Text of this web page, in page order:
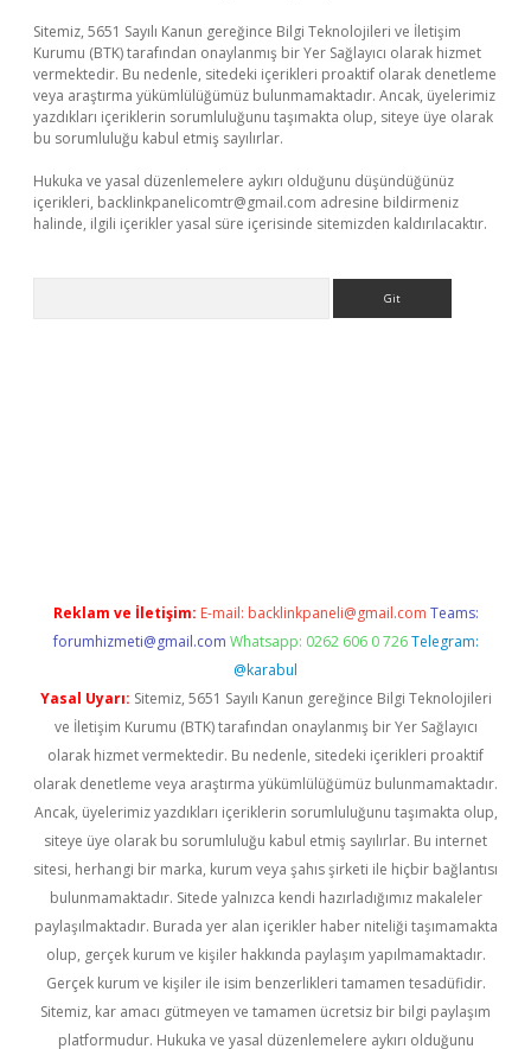
Sitemiz, 5651 Sayılı Kanun gereğince Bilgi Teknolojileri ve İletişim
Kurumu (BTK) tarafından onaylanmış bir Yer Sağlayıcı olarak hizmet
vermektedir. Bu nedenle, sitedeki içerikleri proaktif olarak denetleme
veya araştırma yükümlülüğümüz bulunmamaktadır. Ancak, üyelerimiz
yazdıkları içeriklerin sorumluluğunu taşımakta olup, siteye üye olarak
bu sorumluluğu kabul etmiş sayılırlar.
Hukuka ve yasal düzenlemelere aykırı olduğunu düşündüğünüz
içerikleri, backlinkpanelicomtr@gmail.com adresine bildirmeniz
halinde, ilgili içerikler yasal süre içerisinde sitemizden kaldırılacaktır.
Reklam ve İletişim: E-mail: backlinkpaneli@gmail.com Teams:
forumhizmeti@gmail.com Whatsapp: 0262 606 0 726 Telegram:
@karabul
Yasal Uyarı: Sitemiz, 5651 Sayılı Kanun gereğince Bilgi Teknolojileri
ve İletişim Kurumu (BTK) tarafından onaylanmış bir Yer Sağlayıcı
olarak hizmet vermektedir. Bu nedenle, sitedeki içerikleri proaktif
olarak denetleme veya araştırma yükümlülüğümüz bulunmamaktadır.
Ancak, üyelerimiz yazdıkları içeriklerin sorumluluğunu taşımakta olup,
siteye üye olarak bu sorumluluğu kabul etmiş sayılırlar. Bu internet
sitesi, herhangi bir marka, kurum veya şahıs şirketi ile hiçbir bağlantısı
bulunmamaktadır. Sitede yalnızca kendi hazırladığımız makaleler
paylaşılmaktadır. Burada yer alan içerikler haber niteliği taşımamakta
olup, gerçek kurum ve kişiler hakkında paylaşım yapılmamaktadır.
Gerçek kurum ve kişiler ile isim benzerlikleri tamamen tesadüfidir.
Sitemiz, kar amacı gütmeyen ve tamamen ücretsiz bir bilgi paylaşım
platformudur. Hukuka ve yasal düzenlemelere aykırı olduğunu